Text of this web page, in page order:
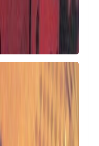
أخبار المخيمات
المؤتمر الشعبي